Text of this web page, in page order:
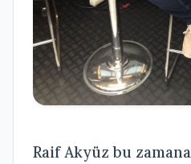
Raif Akyüz bu